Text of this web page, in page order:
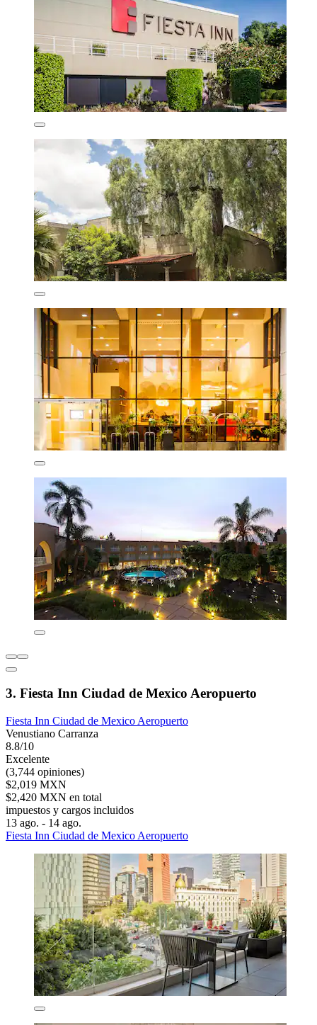
3. Fiesta Inn Ciudad de Mexico Aeropuerto
Fiesta Inn Ciudad de Mexico Aeropuerto
Venustiano Carranza
8.8/10
Excelente
(3,744 opiniones)
$2,019 MXN
$2,420 MXN en total
impuestos y cargos incluidos
13 ago. - 14 ago.
Fiesta Inn Ciudad de Mexico Aeropuerto